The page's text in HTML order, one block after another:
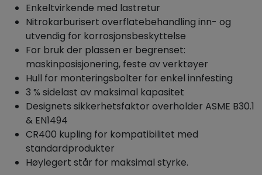
Enkeltvirkende med lastretur
Nitrokarburisert overflatebehandling inn- og
utvendig for korrosjonsbeskyttelse
For bruk der plassen er begrenset:
maskinposisjonering, feste av verktøyer
Hull for monteringsbolter for enkel innfesting
3 % sidelast av maksimal kapasitet
Designets sikkerhetsfaktor overholder ASME B30.1
& EN1494
CR400 kupling for kompatibilitet med
standardprodukter
Høylegert står for maksimal styrke.